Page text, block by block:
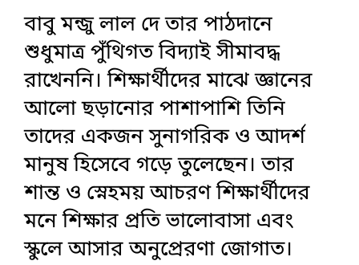
বাবু মন্জু লাল দে তার পাঠদানে
শুধুমাত্র পুঁথিগত বিদ্যাই সীমাবদ্ধ
রাখেননি। শিক্ষার্থীদের মাঝে জ্ঞানের
আলো ছড়ানোর পাশাপাশি তিনি
তাদের একজন সুনাগরিক ও আদর্শ
মানুষ হিসেবে গড়ে তুলেছেন। তার
শান্ত ও স্নেহময় আচরণ শিক্ষার্থীদের
মনে শিক্ষার প্রতি ভালোবাসা এবং
স্কুলে আসার অনুপ্রেরণা জোগাত।